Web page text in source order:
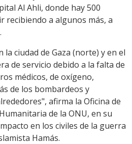
Al Ahli, donde hay 500
recibiendo a algunos más, a
ciudad de Gaza (norte) y en el
de servicio debido a la falta de
médicos, de oxígeno,
de los bombardeos y
afirma la Oficina de
de la ONU, en su
en los civiles de la guerra
Hamás.